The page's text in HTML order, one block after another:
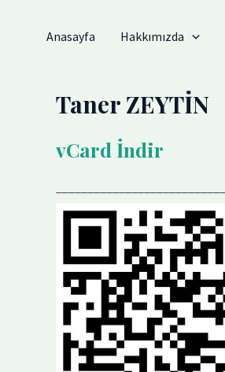
Anasayfa Hakkımızda
Taner ZEYTİN
vCard İndir